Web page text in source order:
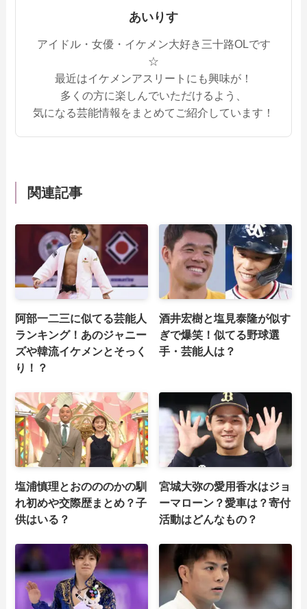
あいりす
アイドル・女優・イケメン大好き三十路OLです
☆
最近はイケメンアスリートにも興味が！
多くの方に楽しんでいただけるよう、
気になる芸能情報をまとめてご紹介しています！
関連記事
阿部一二三に似てる芸能人
ランキング！あのジャニー
ズや韓流イケメンとそっく
り！？
酒井宏樹と塩見泰隆が似す
ぎで爆笑！似てる野球選
手・芸能人は？
塩浦慎理とおのののかの馴
れ初めや交際歴まとめ？子
供はいる？
宮城大弥の愛用香水はジョ
ーマローン？愛車は？寄付
活動はどんなもの？